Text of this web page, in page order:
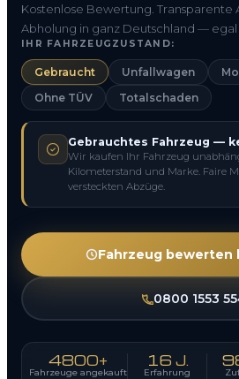
Kontakt
FAQ
0800 1553
Kostenlos
Kostenlose Bewertung. Transparente
Abholung in ganz Deutschland — egal
IHR FAHRZEUGZUSTAND:
Gebraucht Unfallwagen
Ohne TÜV
Totalschaden
Gebrauchtes Fahrzeug —
Wir kaufen Ihr Fahrzeug
Kilometerstand und Marke. Faire
versteckten Abzüge.
Fahrzeug bewerten
0800 1553
4800+
Fahrzeuge angekauft
16 J.
Erfahrung